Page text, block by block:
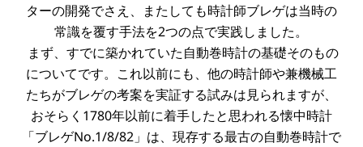
ターの開発でさえ、またしても時計師ブレゲは当時の
常識を覆す手法を2つの点で実践しました。
まず、すでに築かれていた自動巻時計の基礎そのもの
についてです。これ以前にも、他の時計師や兼機械工
たちがブレゲの考案を実証する試みは見られますが、
おそらく1780年以前に着手したと思われる懐中時計
「ブレゲNo.1/8/82」は、現存する最古の自動巻時計で